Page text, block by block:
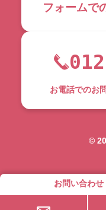
お問い合わ
フォームで
お電話でのお
©︎